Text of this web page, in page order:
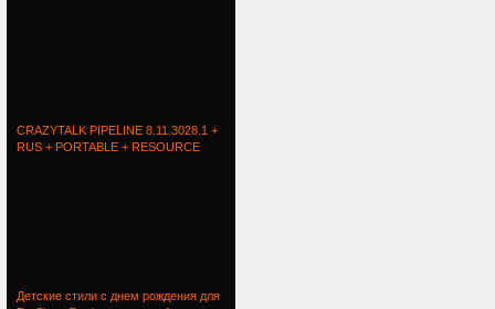
CRAZYTALK PIPELINE 8.11.3028.1 +
RUS + PORTABLE + RESOURCE
Детские стили с днем рождения для